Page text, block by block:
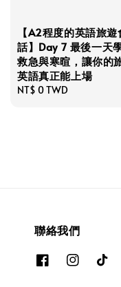
【A2程度的英語旅遊
話】Day 7 最後一天
救急與寒暄，讓你的
英語真正能上場
Regular
NT$ 0 TWD
聯絡我們